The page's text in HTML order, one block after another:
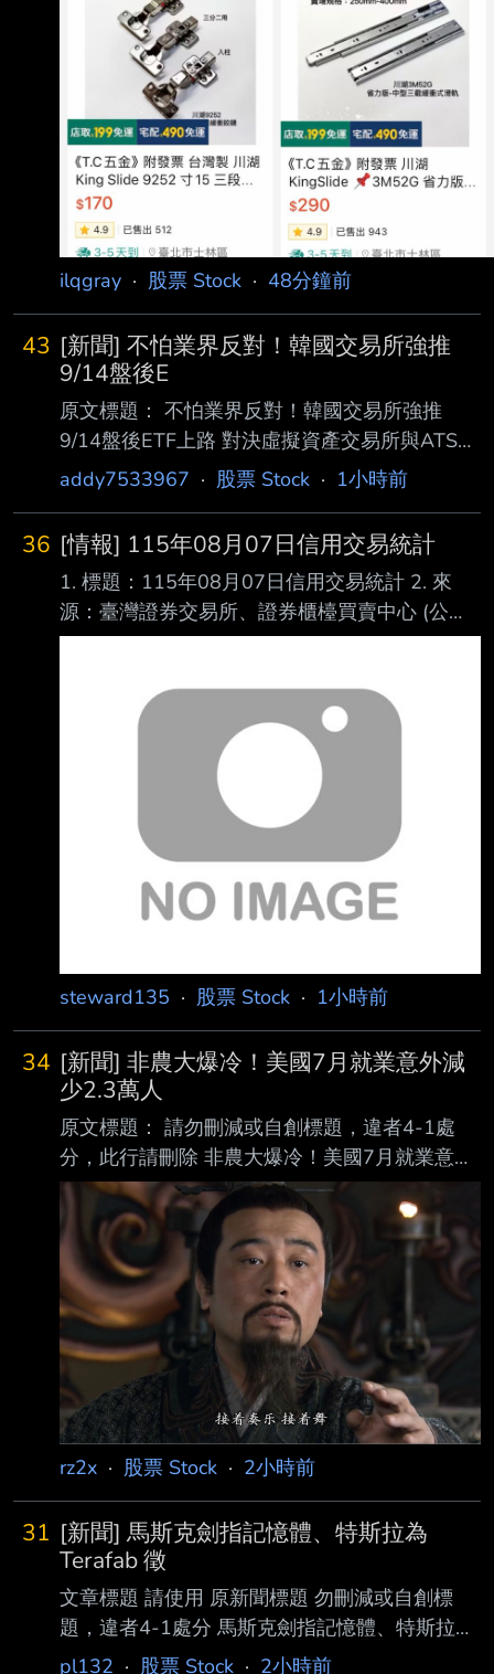
ilqgray · 股票 Stock · 48分鐘前
43 [新聞] 不怕業界反對！韓國交易所強推
9/14盤後E
原文標題： 不怕業界反對！韓國交易所強推
9/14盤後ETF上路 對決虛擬資產交易所與ATS
原文連結：
時間： 2026-08-07 14:50 記者署名： 鉅亨網
編譯陳韋廷 原文內容： 外媒最新報導指出，儘
管業界對近期槓桿類產品波動存在擔憂，韓國交
易所 (KRX) 仍將於 9 月 14 日正式開啟 ETF 盤
資管機構示警，無
addy7533967 · 股票 Stock · 1小時前
36 [情報] 115年08月07日信用交易統計
1. 標題：115年08月07日信用交易統計 2. 來
源：臺灣證券交易所、證券櫃檯買賣中心 (公司
名、網站名) 3. 網址：https://reurl.cc/E2xlzv
內文： 115年08月07日信用交易統計 項目 買進
賣出 現金(券)償還 前日餘額 今日餘額 融資(交易
單位) 350,138 297,106 24,855 8,958,261
8,986,438 融券(交易單位) 20,636 22,629
1,150 19
steward135 · 股票 Stock · 1小時前
34 [新聞] 非農大爆冷！美國7月就業意外減
少2.3萬人
原文標題： 請勿刪減或自創標題，違者4-1處
分，此行請刪除 非農大爆冷！美國7月就業意外
減少2.3萬人 美股指數期貨拉升 原文連結： 網
址超過一行，請用縮網址，連結不能點擊者板規
1-2-2 處分。
https://news.cnyes.com/news/id/6565335 發布
時間： 請勿張貼超過3天新聞 2026-08-07
20:40 記者署名： 鉅亨網編譯段智恆 原文內
容： 美國勞工統計局 (BLS) 周五 (7 日) 公布最
新非農就業數據顯示，7 月新增就業人數意 外減
少 2.3 萬人，遠低市
rz2x · 股票 Stock · 2小時前
31 [新聞] 馬斯克劍指記憶體、特斯拉為
Terafab 徵
文章標題 請使用 原新聞標題 勿刪減或自創標
題，違者4-1處分 馬斯克劍指記憶體、特斯拉為
Terafab 徵 DRAM 人才 原文標題： 請勿刪減或
pl132 · 股票 Stock · 2小時前